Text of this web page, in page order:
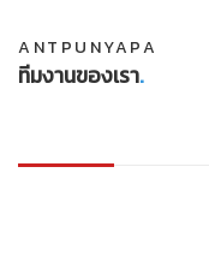
ANTPUNYAPA
ทีมงานของเรา.